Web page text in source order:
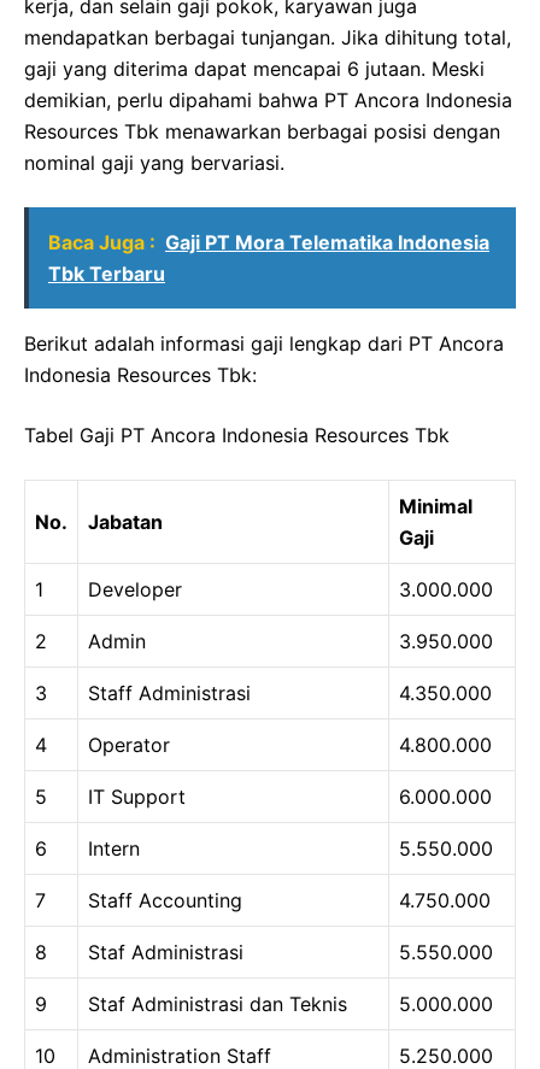
kerja, dan selain gaji pokok, karyawan juga
mendapatkan berbagai tunjangan. Jika dihitung total,
gaji yang diterima dapat mencapai 6 jutaan. Meski
demikian, perlu dipahami bahwa PT Ancora Indonesia
Resources Tbk menawarkan berbagai posisi dengan
nominal gaji yang bervariasi.
Baca Juga : Gaji PT Mora Telematika Indonesia
Tbk Terbaru
Berikut adalah informasi gaji lengkap dari PT Ancora
Indonesia Resources Tbk:
Tabel Gaji PT Ancora Indonesia Resources Tbk
No. Jabatan
Minimal
Gaji
1 Developer 3.000.000
2 Admin 3.950.000
3 Staff Administrasi 4.350.000
4 Operator 4.800.000
5 IT Support 6.000.000
6 Intern 5.550.000
7 Staff Accounting 4.750.000
8 Staf Administrasi 5.550.000
9 Staf Administrasi dan Teknis 5.000.000
10 Administration Staff 5.250.000